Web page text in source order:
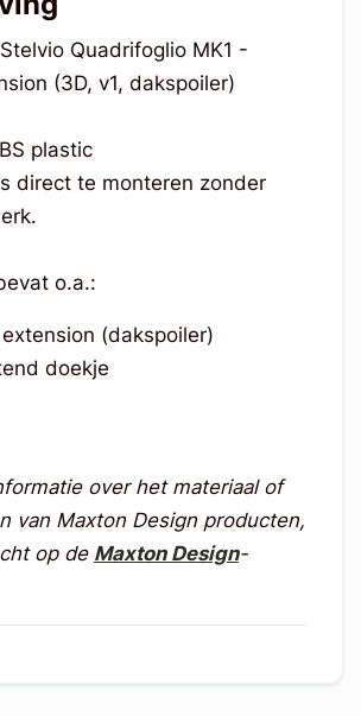
Quadrifoglio MK1 -
(3D, v1, dakspoiler)
plastic
direct te monteren zonder
o.a.:
(dakspoiler)
doekje
over het materiaal of
van Maxton Design producten,
op de Maxton Design-